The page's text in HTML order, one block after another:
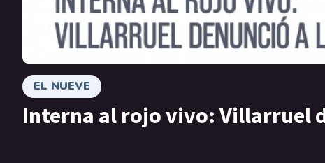
EL NUEVE
Interna al rojo vivo: Villarruel